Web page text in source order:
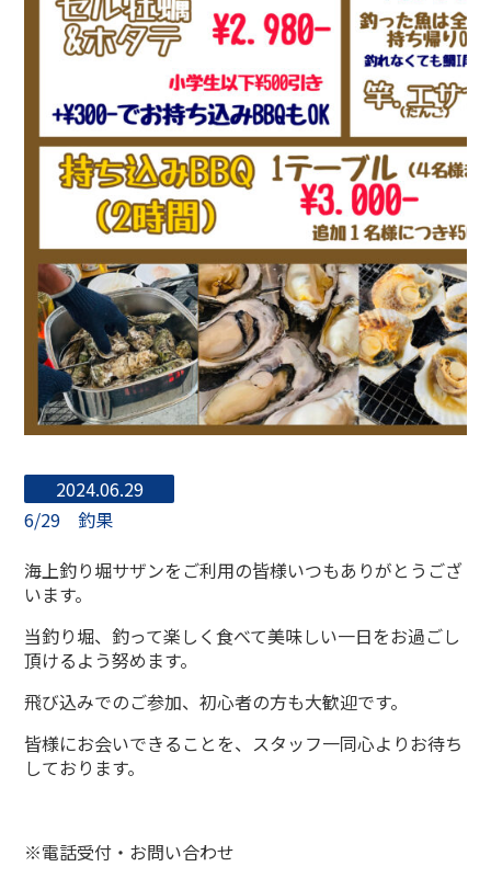
2024.06.29
6/29 釣果
海上釣り堀サザンをご利用の皆様いつもありがとうござ
います。
当釣り堀、釣って楽しく食べて美味しい一日をお過ごし
頂けるよう努めます。
飛び込みでのご参加、初心者の方も大歓迎です。
皆様にお会いできることを、スタッフ一同心よりお待ち
しております。
※電話受付・お問い合わせ